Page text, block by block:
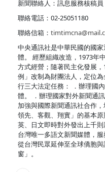
新聞聯絡人：訊息服務核稿員
聯絡電話：02-25051180
聯絡信箱：
中央通訊社是中華民國的國
體。 經歷組織改造，1973年
方式經營；隨著民主化發展
例」改制為財團法人，定位
行三大法定任務： ．辦理國
體。 ．辦理國家對外新聞通
加強與國際新聞通訊社合作，
領先、客觀、翔實」的基本原
英、日文即時對外發出上千
台灣唯一多語文新聞媒體，
從台灣民眾延伸至全球僑胞
窗」。